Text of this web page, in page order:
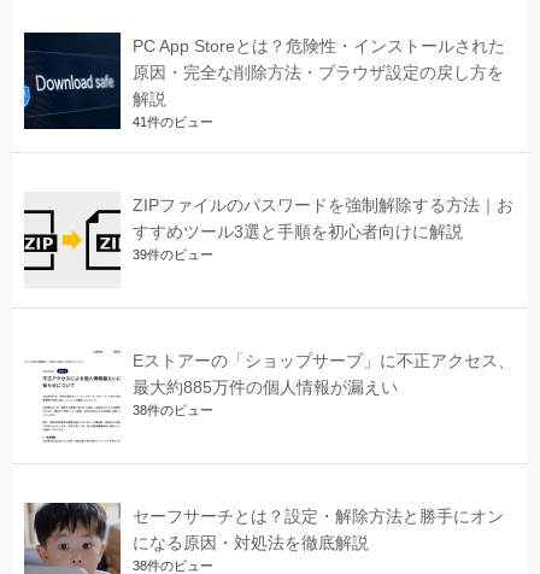
PC App Storeとは？危険性・インストールされた
原因・完全な削除方法・ブラウザ設定の戻し方を
解説
41件のビュー
ZIPファイルのパスワードを強制解除する方法｜お
すすめツール3選と手順を初心者向けに解説
39件のビュー
Eストアーの「ショップサーブ」に不正アクセス、
最大約885万件の個人情報が漏えい
38件のビュー
セーフサーチとは？設定・解除方法と勝手にオン
になる原因・対処法を徹底解説
38件のビュー